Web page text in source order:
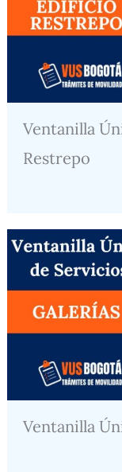
Ventanilla
Restrepo
Ventanilla